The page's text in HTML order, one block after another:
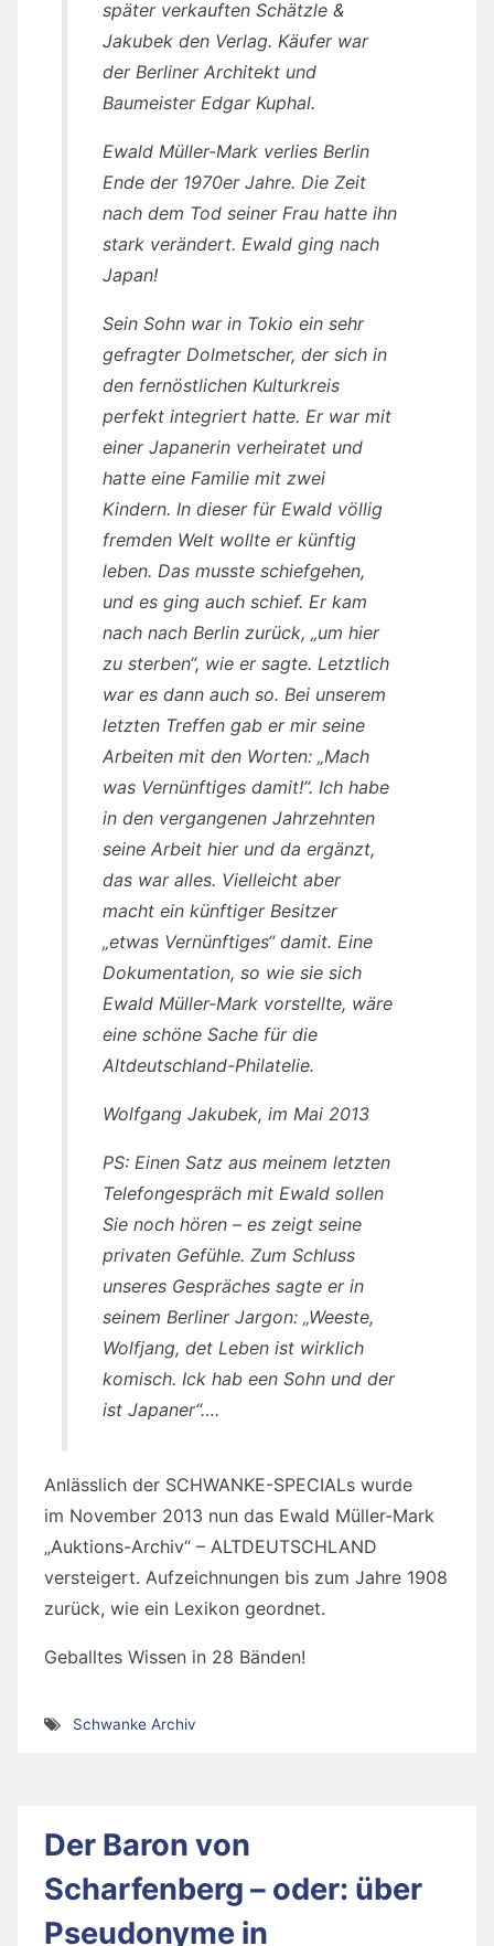
später verkauften Schätzle &
Jakubek den Verlag. Käufer war
der Berliner Architekt und
Baumeister Edgar Kuphal.
Ewald Müller-Mark verlies Berlin
Ende der 1970er Jahre. Die Zeit
nach dem Tod seiner Frau hatte ihn
stark verändert. Ewald ging nach
Japan!
Sein Sohn war in Tokio ein sehr
gefragter Dolmetscher, der sich in
den fernöstlichen Kulturkreis
perfekt integriert hatte. Er war mit
einer Japanerin verheiratet und
hatte eine Familie mit zwei
Kindern. In dieser für Ewald völlig
fremden Welt wollte er künftig
leben. Das musste schiefgehen,
und es ging auch schief. Er kam
nach nach Berlin zurück, „um hier
zu sterben“, wie er sagte. Letztlich
war es dann auch so. Bei unserem
letzten Treffen gab er mir seine
Arbeiten mit den Worten: „Mach
was Vernünftiges damit!“. Ich habe
in den vergangenen Jahrzehnten
seine Arbeit hier und da ergänzt,
das war alles. Vielleicht aber
macht ein künftiger Besitzer
„etwas Vernünftiges“ damit. Eine
Dokumentation, so wie sie sich
Ewald Müller-Mark vorstellte, wäre
eine schöne Sache für die
Altdeutschland-Philatelie.
Wolfgang Jakubek, im Mai 2013
PS: Einen Satz aus meinem letzten
Telefongespräch mit Ewald sollen
Sie noch hören – es zeigt seine
privaten Gefühle. Zum Schluss
unseres Gespräches sagte er in
seinem Berliner Jargon: „Weeste,
Wolfjang, det Leben ist wirklich
komisch. Ick hab een Sohn und der
ist Japaner“….
Anlässlich der SCHWANKE-SPECIALs wurde
im November 2013 nun das Ewald Müller-Mark
„Auktions-Archiv“ – ALTDEUTSCHLAND
versteigert. Aufzeichnungen bis zum Jahre 1908
zurück, wie ein Lexikon geordnet.
Geballtes Wissen in 28 Bänden!
Schwanke Archiv
Der Baron von
Scharfenberg – oder: über
Pseudonyme in